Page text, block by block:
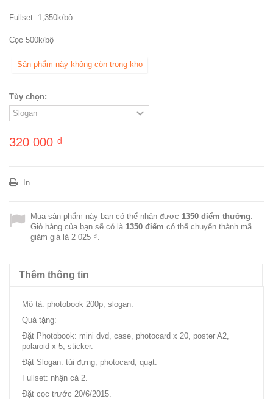
Fullset: 1,350k/bộ.
Cọc 500k/bộ
Sản phẩm này không còn trong kho
Tùy chọn:
320 000 ₫
In
Mua sản phẩm này bạn có thể nhận được 1350 điểm thưởng.
Giỏ hàng của bạn sẽ có là 1350 điểm có thể chuyển thành mã
giảm giá là 2 025 ₫.
Thêm thông tin
Mô tả: photobook 200p, slogan.
Quà tặng:
Đặt Photobook: mini dvd, case, photocard x 20, poster A2,
polaroid x 5, sticker.
Đặt Slogan: túi đựng, photocard, quạt.
Fullset: nhận cả 2.
Đặt cọc trước 20/6/2015.